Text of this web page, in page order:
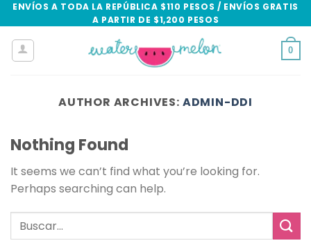
Skip
to
content
ENVÍOS A TODA LA REPÚBLICA $110 PESOS / ENVÍOS GRATIS
A PARTIR DE $1,200 PESOS
0
AUTHOR ARCHIVES: ADMIN-DDI
Nothing Found
It seems we can’t find what you’re looking for.
Perhaps searching can help.